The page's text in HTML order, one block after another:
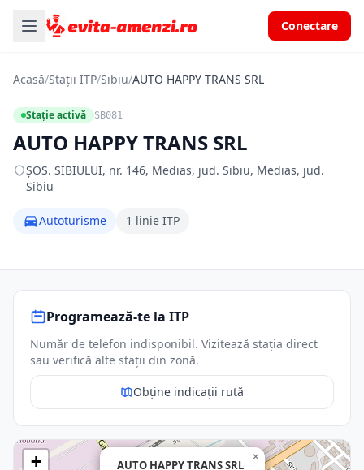
Conectare
Acasă/Stații ITP/Sibiu/AUTO HAPPY TRANS SRL
Stație activă SB081
AUTO HAPPY TRANS SRL
ŞOS. SIBIULUI, nr. 146, Medias, jud. Sibiu, Medias, jud.
Sibiu
Autoturisme 1 linie ITP
Programează-te la ITP
Număr de telefon indisponibil. Vizitează stația direct
sau verifică alte stații din zonă.
Obține indicații rută
AUTO HAPPY TRANS SRL
×
+